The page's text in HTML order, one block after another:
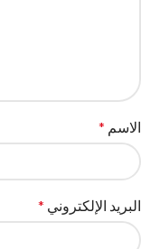
الاسم *
البريد الإلكتروني *